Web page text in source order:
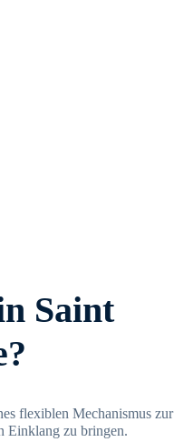
Saint
flexiblen Mechanismus zur
Einklang zu bringen.